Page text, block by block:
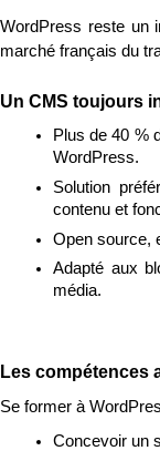
WordPress reste un
marché français du
Un CMS toujours
Plus de 40 %
WordPress.
Solution
contenu et
Open source,
Adapté aux
média.
Les compétences
Se former à
Concevoir un